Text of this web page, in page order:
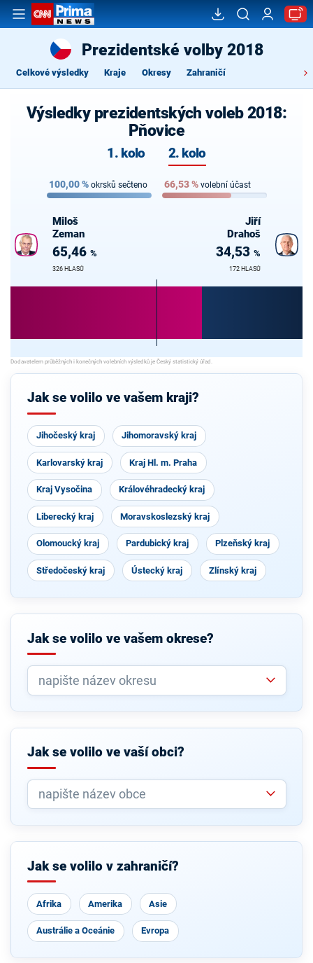
Prezidentské volby 2018
Celkové výsledky Kraje Okresy Zahraničí
Výsledky prezidentských voleb 2018:
Pňovice
1. kolo 2. kolo
100,00% okrsků sečteno 66,53% volební účast
Miloš
Zeman
65,46 %
326 HLASŮ
Jiří
Drahoš
34,53 %
172 HLASŮ
Jak se volilo ve vašem kraji?
Jihočeský kraj Jihomoravský kraj
Karlovarský kraj Kraj Hl. m. Praha
Kraj Vysočina Královéhradecký kraj
Liberecký kraj Moravskoslezský kraj
Olomoucký kraj Pardubický kraj Plzeňský kraj
Středočeský kraj Ústecký kraj Zlínský kraj
Jak se volilo ve vašem okrese?
Jak se volilo ve vaší obci?
Jak se volilo v zahraničí?
Afrika Amerika Asie
Austrálie a Oceánie Evropa